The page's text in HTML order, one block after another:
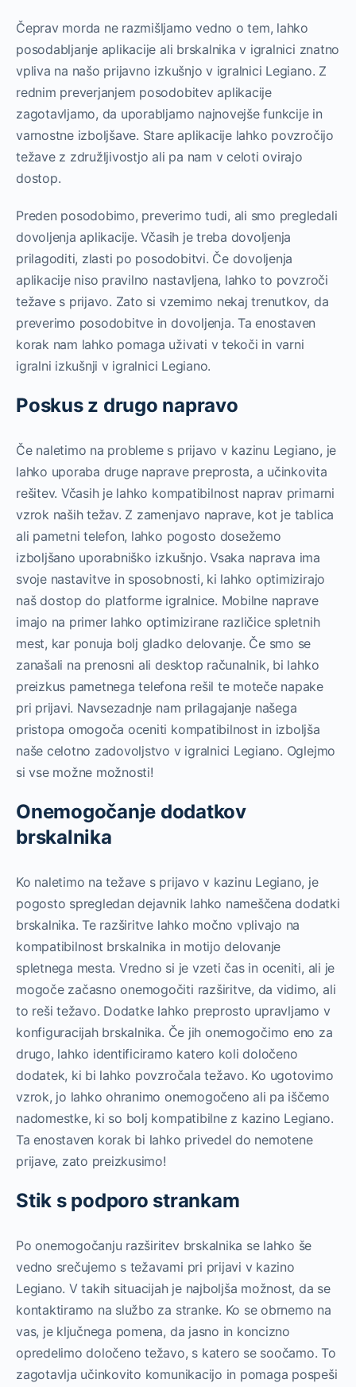
Čeprav morda ne razmišljamo vedno o tem, lahko
posodabljanje aplikacije ali brskalnika v igralnici znatno
vpliva na našo prijavno izkušnjo v igralnici Legiano. Z
rednim preverjanjem posodobitev aplikacije
zagotavljamo, da uporabljamo najnovejše funkcije in
varnostne izboljšave. Stare aplikacije lahko povzročijo
težave z združljivostjo ali pa nam v celoti ovirajo
dostop.
Preden posodobimo, preverimo tudi, ali smo pregledali
dovoljenja aplikacije. Včasih je treba dovoljenja
prilagoditi, zlasti po posodobitvi. Če dovoljenja
aplikacije niso pravilno nastavljena, lahko to povzroči
težave s prijavo. Zato si vzemimo nekaj trenutkov, da
preverimo posodobitve in dovoljenja. Ta enostaven
korak nam lahko pomaga uživati v tekoči in varni
igralni izkušnji v igralnici Legiano.
Poskus z drugo napravo
Če naletimo na probleme s prijavo v kazinu Legiano, je
lahko uporaba druge naprave preprosta, a učinkovita
rešitev. Včasih je lahko kompatibilnost naprav primarni
vzrok naših težav. Z zamenjavo naprave, kot je tablica
ali pametni telefon, lahko pogosto dosežemo
izboljšano uporabniško izkušnjo. Vsaka naprava ima
svoje nastavitve in sposobnosti, ki lahko optimizirajo
naš dostop do platforme igralnice. Mobilne naprave
imajo na primer lahko optimizirane različice spletnih
mest, kar ponuja bolj gladko delovanje. Če smo se
zanašali na prenosni ali desktop računalnik, bi lahko
preizkus pametnega telefona rešil te moteče napake
pri prijavi. Navsezadnje nam prilagajanje našega
pristopa omogoča oceniti kompatibilnost in izboljša
naše celotno zadovoljstvo v igralnici Legiano. Oglejmo
si vse možne možnosti!
Onemogočanje dodatkov
brskalnika
Ko naletimo na težave s prijavo v kazinu Legiano, je
pogosto spregledan dejavnik lahko nameščena dodatki
brskalnika. Te razširitve lahko močno vplivajo na
kompatibilnost brskalnika in motijo delovanje
spletnega mesta. Vredno si je vzeti čas in oceniti, ali je
mogoče začasno onemogočiti razširitve, da vidimo, ali
to reši težavo. Dodatke lahko preprosto upravljamo v
konfiguracijah brskalnika. Če jih onemogočimo eno za
drugo, lahko identificiramo katero koli določeno
dodatek, ki bi lahko povzročala težavo. Ko ugotovimo
vzrok, jo lahko ohranimo onemogočeno ali pa iščemo
nadomestke, ki so bolj kompatibilne z kazino Legiano.
Ta enostaven korak bi lahko privedel do nemotene
prijave, zato preizkusimo!
Stik s podporo strankam
Po onemogočanju razširitev brskalnika se lahko še
vedno srečujemo s težavami pri prijavi v kazino
Legiano. V takih situacijah je najboljša možnost, da se
kontaktiramo na službo za stranke. Ko se obrnemo na
vas, je ključnega pomena, da jasno in koncizno
opredelimo določeno težavo, s katero se soočamo. To
zagotavlja učinkovito komunikacijo in pomaga pospeši